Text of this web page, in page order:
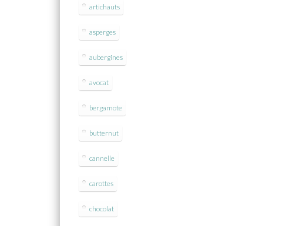
artichauts
asperges
aubergines
avocat
bergamote
butternut
cannelle
carottes
chocolat